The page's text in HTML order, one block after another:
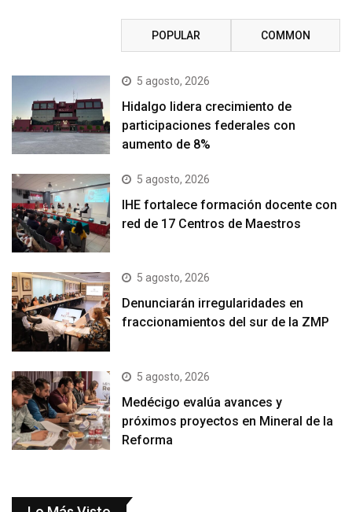
POPULAR COMMON
5 agosto, 2026
Hidalgo lidera crecimiento de
participaciones federales con
aumento de 8%
5 agosto, 2026
IHE fortalece formación docente con
red de 17 Centros de Maestros
5 agosto, 2026
Denunciarán irregularidades en
fraccionamientos del sur de la ZMP
5 agosto, 2026
Medécigo evalúa avances y
próximos proyectos en Mineral de la
Reforma